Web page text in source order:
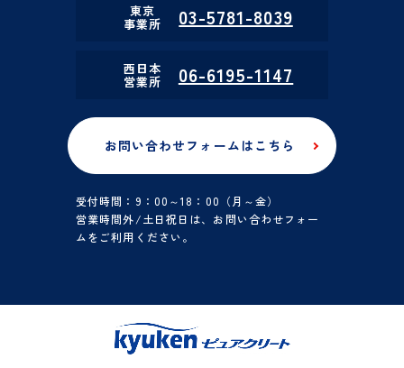
東京
事業所 03-5781-8039
西日本
営業所 06-6195-1147
お問い合わせフォームはこちら
受付時間：9：00～18：00（月～金）
営業時間外/土日祝日は、お問い合わせフォー
ムをご利用ください。